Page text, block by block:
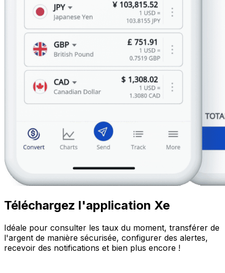
Téléchargez l'application Xe
Idéale pour consulter les taux du moment, transférer de
l'argent de manière sécurisée, configurer des alertes,
recevoir des notifications et bien plus encore !